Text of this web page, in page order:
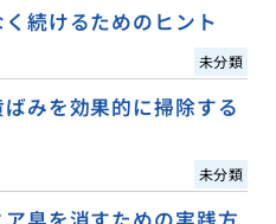
続けるためのヒント
未分類
みを効果的に掃除する
未分類